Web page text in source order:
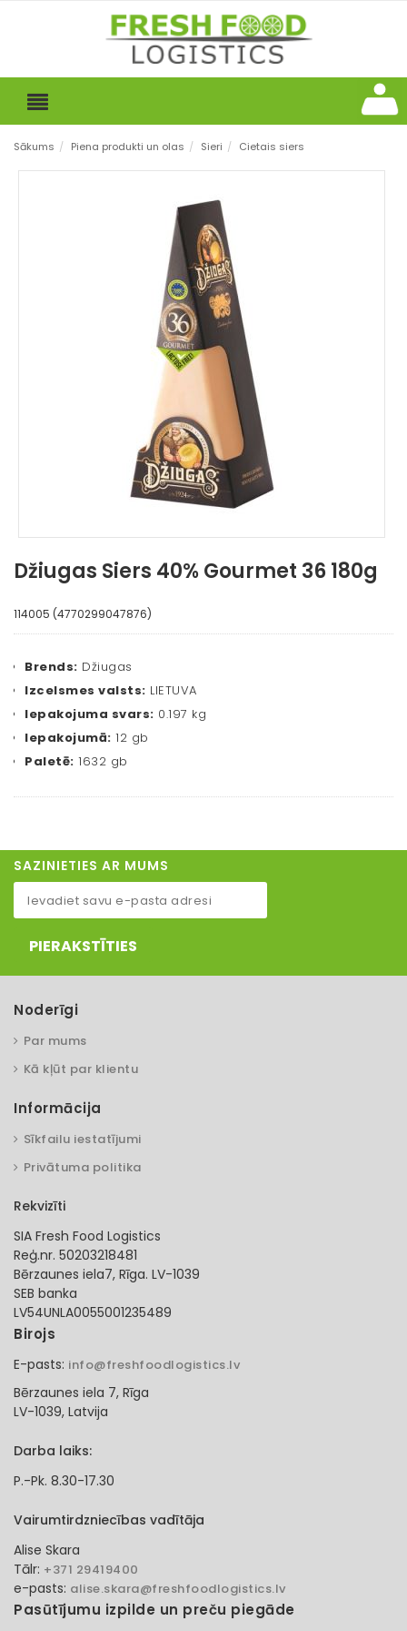
Sākums / Piena produkti un olas / Sieri / Cietais siers
Džiugas Siers 40% Gourmet 36 180g
114005 (4770299047876)
Brends: Džiugas
Izcelsmes valsts: LIETUVA
Iepakojuma svars: 0.197 kg
Iepakojumā: 12 gb
Paletē: 1632 gb
SAZINIETIES AR MUMS
PIERAKSTĪTIES
Noderīgi
Par mums
Kā kļūt par klientu
Informācija
Sīkfailu iestatījumi
Privātuma politika
Rekvizīti
SIA Fresh Food Logistics
Reģ.nr. 50203218481
Bērzaunes iela7, Rīga. LV-1039
SEB banka
LV54UNLA0055001235489
Birojs
E-pasts: info@freshfoodlogistics.lv
Bērzaunes iela 7, Rīga
LV-1039, Latvija
Darba laiks:
P.-Pk. 8.30-17.30
Vairumtirdzniecības vadītāja
Alise Skara
Tālr: +371 29419400
e-pasts: alise.skara@freshfoodlogistics.lv
Pasūtījumu izpilde un preču piegāde